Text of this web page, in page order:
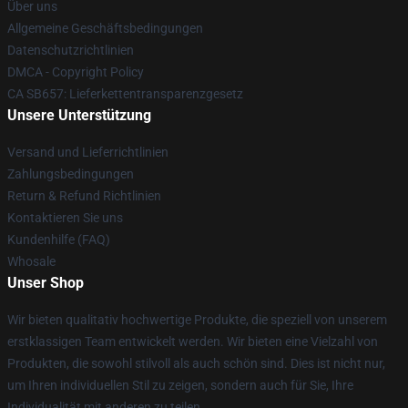
Über uns
Allgemeine Geschäftsbedingungen
Datenschutzrichtlinien
DMCA - Copyright Policy
CA SB657: Lieferkettentransparenzgesetz
Unsere Unterstützung
Versand und Lieferrichtlinien
Zahlungsbedingungen
Return & Refund Richtlinien
Kontaktieren Sie uns
Kundenhilfe (FAQ)
Whosale
Unser Shop
Wir bieten qualitativ hochwertige Produkte, die speziell von unserem
erstklassigen Team entwickelt werden. Wir bieten eine Vielzahl von
Produkten, die sowohl stilvoll als auch schön sind. Dies ist nicht nur,
um Ihren individuellen Stil zu zeigen, sondern auch für Sie, Ihre